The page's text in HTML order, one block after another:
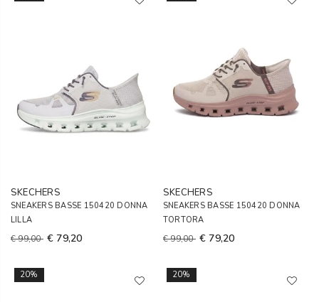
SKECHERS
SNEAKERS BASSE 150420 DONNA
LILLA
€ 99,00 € 79,20
SKECHERS
SNEAKERS BASSE 150420 DONNA
TORTORA
€ 99,00 € 79,20
20% 20%